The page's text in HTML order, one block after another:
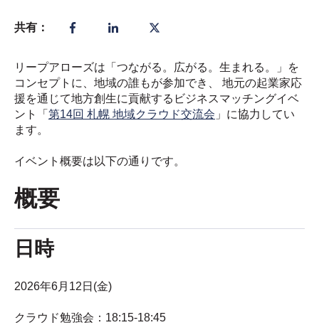
共有：
リープアローズは「つながる。広がる。生まれる。」を
コンセプトに、地域の誰もが参加でき、 地元の起業家応
援を通じて地方創生に貢献するビジネスマッチングイベ
ント「 第14回 札幌 地域クラウド交流会 」に協力してい
ます。
イベント概要は以下の通りです。
概要
日時
2026年6月12日(金)
クラウド勉強会：18:15-18:45